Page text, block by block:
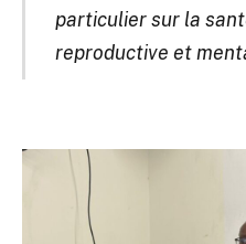
particulier sur la
reproductive et